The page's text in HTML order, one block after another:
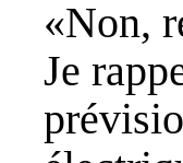
«Non,
Je